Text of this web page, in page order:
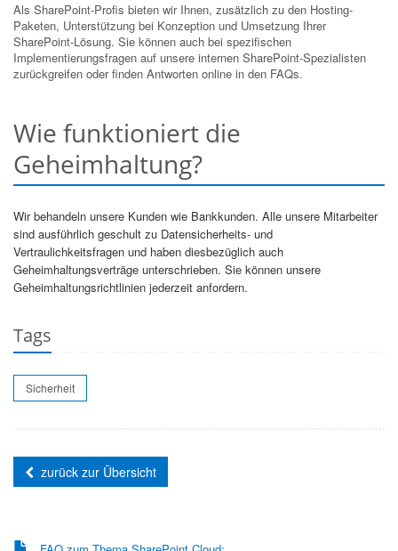
Als SharePoint-Profis bieten wir Ihnen, zusätzlich zu den Hosting-
Paketen, Unterstützung bei Konzeption und Umsetzung Ihrer
SharePoint-Lösung. Sie können auch bei spezifischen
Implementierungsfragen auf unsere internen SharePoint-Spezialisten
zurückgreifen oder finden Antworten online in den FAQs.
Wie funktioniert die
Geheimhaltung?
Wir behandeln unsere Kunden wie Bankkunden. Alle unsere Mitarbeiter
sind ausführlich geschult zu Datensicherheits- und
Vertraulichkeitsfragen und haben diesbezüglich auch
Geheimhaltungsverträge unterschrieben. Sie können unsere
Geheimhaltungsrichtlinien jederzeit anfordern.
Tags
Sicherheit
zurück zur Übersicht